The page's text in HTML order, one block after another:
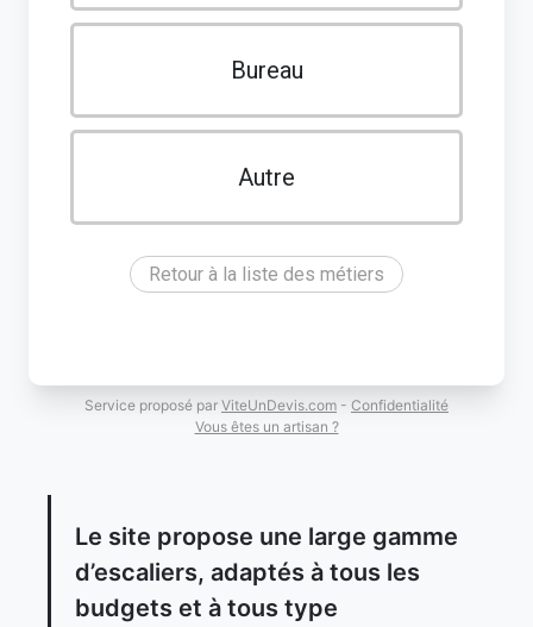
Bureau
Autre
Retour à la liste des métiers
Service proposé par ViteUnDevis.com - Confidentialité
Vous êtes un artisan ?
Le site propose une large gamme
d’escaliers, adaptés à tous les
budgets et à tous type